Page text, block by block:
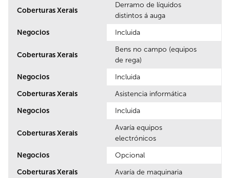
Coberturas Xerais
Derramo de líquidos
distintos á auga
Negocios
Incluida
Coberturas Xerais
Bens no campo (equipos
de rega)
Negocios
Incluida
Coberturas Xerais
Asistencia informática
Negocios
Incluida
Coberturas Xerais
Avaría equipos
electrónicos
Negocios
Opcional
Coberturas Xerais
Avaría de maquinaria